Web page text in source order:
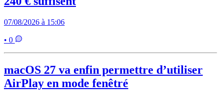
07/08/2026 à 15:06
• 0
macOS 27 va enfin permettre d’utiliser
AirPlay en mode fenêtré